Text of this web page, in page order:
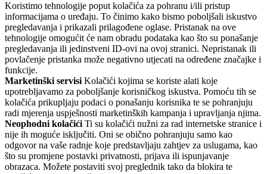
Koristimo tehnologije poput kolačića za pohranu i/ili pristup
informacijama o uređaju. To činimo kako bismo poboljšali iskustvo
pregledavanja i prikazali prilagođene oglase. Pristanak na ove
tehnologije omogućit će nam obradu podataka kao što su ponašanje
pregledavanja ili jedinstveni ID-ovi na ovoj stranici. Nepristanak ili
povlačenje pristanka može negativno utjecati na određene značajke i
funkcije.
Marketinški servisi Kolačići kojima se koriste alati koje
upotrebljavamo za poboljšanje korisničkog iskustva. Pomoću tih se
kolačića prikupljaju podaci o ponašanju korisnika te se pohranjuju
radi mjerenja uspješnosti marketinških kampanja i upravljanja njima.
Neophodni kolačići Ti su kolačići nužni za rad internetske stranice i
nije ih moguće isključiti. Oni se obično pohranjuju samo kao
odgovor na vaše radnje koje predstavljaju zahtjev za uslugama, kao
što su promjene postavki privatnosti, prijava ili ispunjavanje
obrazaca. Možete postaviti svoj preglednik tako da blokira te